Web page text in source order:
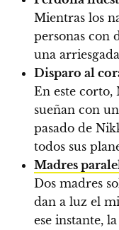
Mientras los
personas con
una
Disparo al
En este corto,
sueñan con
pasado de
todos sus
Madres
Dos madres
dan a luz el
ese instante,